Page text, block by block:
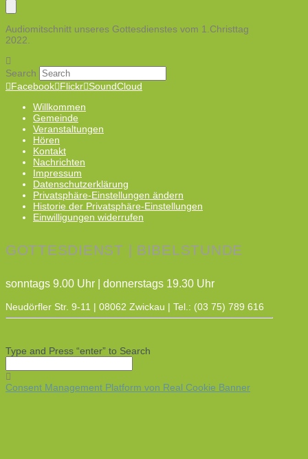
Audiomitschnitt unseres Gottesdienstes vom 1.Christtag
2022.
Search
Facebook Flickr SoundCloud
Willkommen
Gemeinde
Veranstaltungen
Hören
Kontakt
Nachrichten
Impressum
Datenschutzerklärung
Privatsphäre-Einstellungen ändern
Historie der Privatsphäre-Einstellungen
Einwilligungen widerrufen
GOTTESDIENST | BIBELSTUNDE
sonntags 9.00 Uhr | donnerstags 19.30 Uhr
Neudörfler Str. 9-11 | 08062 Zwickau | Tel.: (03 75) 789 616
Type and Press “enter” to Search
Consent Management Platform von Real Cookie Banner